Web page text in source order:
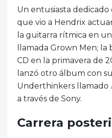
Un entusiasta dedicado
que vio a Hendrix
la guitarra rítmica en
llamada Grown Men;
CD en la primavera de
lanzó otro álbum con
Underthinkers llamado
a través de Sony.
Carrera